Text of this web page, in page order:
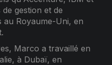
gestion et de
au Royaume-Uni, en
Marco a travaillé en
à Dubaï, en